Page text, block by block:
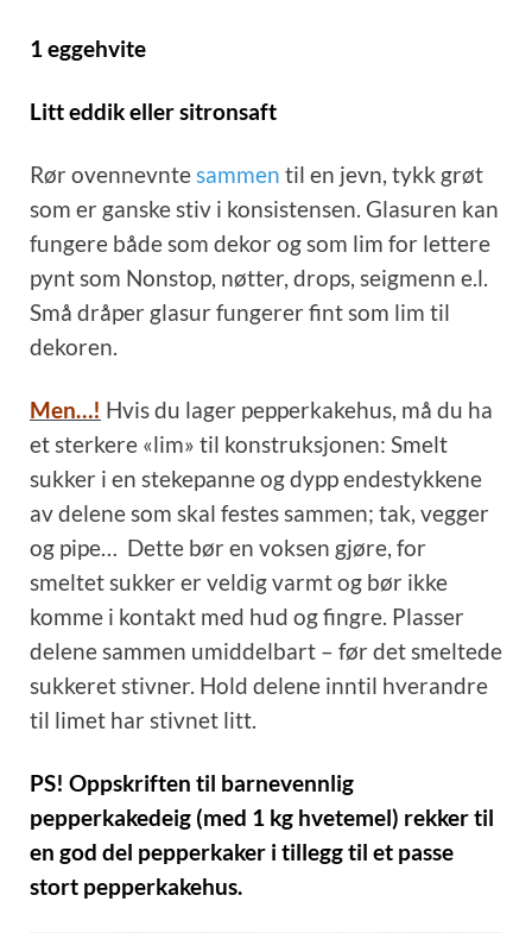
1 eggehvite
Litt eddik eller sitronsaft
Rør ovennevntesammen til en jevn, tykk grøt
som er ganske stiv i konsistensen. Glasuren kan
fungere både som dekor og som lim for lettere
pynt som Nonstop, nøtter, drops, seigmenn e.l.
Små dråper glasur fungerer fint som lim til
dekoren.
Men…! Hvis du lager pepperkakehus, må du ha
et sterkere «lim» til konstruksjonen: Smelt
sukker i en stekepanne og dypp endestykkene
av delene som skal festes sammen; tak, vegger
og pipe… Dette bør en voksen gjøre, for
smeltet sukker er veldig varmt og bør ikke
komme i kontakt med hud og fingre. Plasser
delene sammen umiddelbart – før det smeltede
sukkeret stivner. Hold delene inntil hverandre
til limet har stivnet litt.
PS! Oppskriften til barnevennlig
pepperkakedeig (med 1 kg hvetemel) rekker til
en god del pepperkaker i tillegg til et passe
stort pepperkakehus.